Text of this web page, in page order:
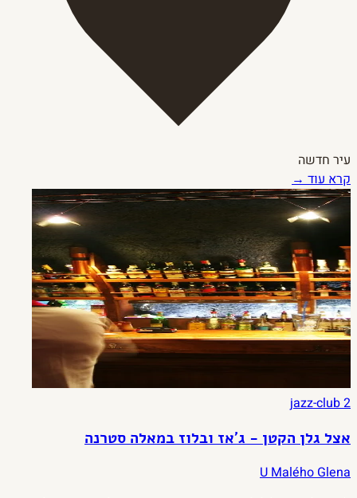
עיר חדשה
קרא עוד →
jazz-club2
אצל גלן הקטן - ג'אז ובלוז במאלה סטרנה
U Malého Glena